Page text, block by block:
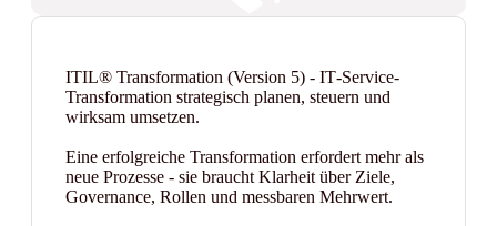
ITIL® Transformation (Version 5) - IT‑Service-
Transformation strategisch planen, steuern und
wirksam umsetzen.
Eine erfolgreiche Transformation erfordert mehr als
neue Prozesse - sie braucht Klarheit über Ziele,
Governance, Rollen und messbaren Mehrwert.